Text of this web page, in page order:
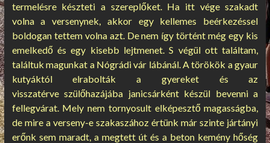
termelésre készteti a szereplőket. Ha itt vége szakadt
volna a versenynek, akkor egy kellemes beérkezéssel
boldogan tettem volna azt. De nem így történt még egy kis
emelkedő és egy kisebb lejtmenet. S végül ott találtam,
találtuk magunkat a Nógrádi vár lábánál. A törökök a gyaur
kutyáktól elrabolták a gyereket és az
visszatérve szülőhazájába janicsárként készül bevenni a
fellegvárat. Mely nem tornyosult elképesztő magasságba,
de mire a verseny-e szakaszához értünk már szinte jártányi
erőnk sem maradt, a megtett út és a beton kemény hőség